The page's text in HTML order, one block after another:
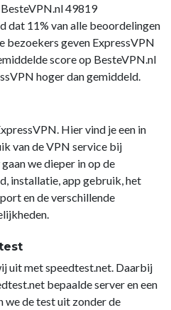
49819
dat 11% van alle beoordelingen
bezoekers geven ExpressVPN
score op BesteVPN.nl
hoger dan gemiddeld.
Hier vind je een in
van de VPN service bij
we dieper in op de
installatie, app gebruik, het
en de verschillende
uit met speedtest.net. Daarbij
bepaalde server en een
we de test uit zonder de